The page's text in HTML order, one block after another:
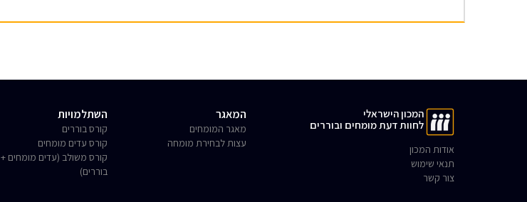
המכון הישראלי
לחוות דעת מומחים ובוררים
אודות המכון
תנאי שימוש
צור קשר
המאגר
מאגר המומחים
עצות לבחירת מומחה
השתלמויות
קורס בוררים
קורס עדים מומחים
קורס משולב (עדים מומחים +
בוררים)